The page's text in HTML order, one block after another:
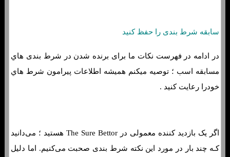
سابقه شرط بندی را حفظ کنید
در ادامه در فهرست نکات ما برای برنده شدن در شرط بندی هاي‌
مسابقه اسب ؛ توصیه میکنم همیشه اطلاعات پیرامون شرط هاي‌
خودرا رعایت کنید .
اگر یک بازدید کننده معمولی در The Sure Bettor هستید ؛ می‌دانید
کـه چند بار در مورد این نکته شرط بندی صحبت می‌کنیم. اما دلیل